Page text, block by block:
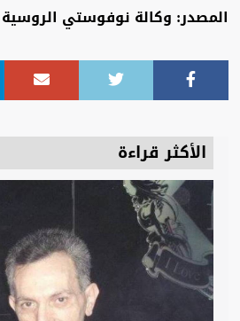
المصدر: وكالة نوفوستي الروسية
الأكثر قراءة